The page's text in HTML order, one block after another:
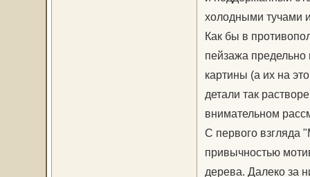
холодными тучами
Как бы в
пейзажа предельно
картины (а их на
детали так
внимательном
С первого взгляда
привычностью
дерева. Далеко за